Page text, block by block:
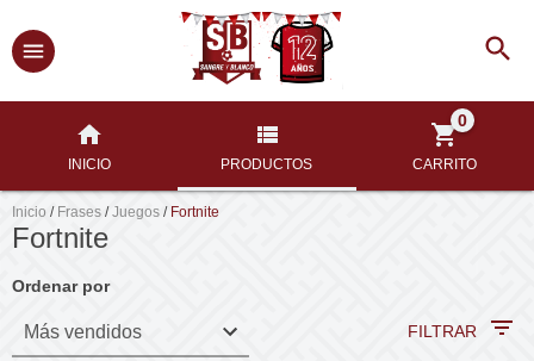
INICIO PRODUCTOS CARRITO
0
Inicio / Frases / Juegos / Fortnite
Fortnite
Ordenar por
FILTRAR